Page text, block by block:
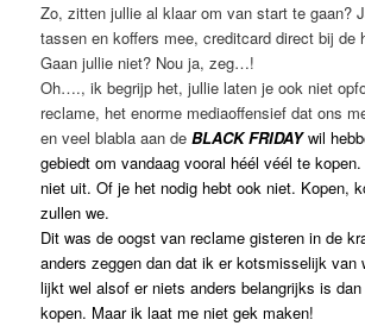
Zo, zitten jullie al klaar om van start te gaan?
tassen en koffers mee, creditcard direct bij de
Gaan jullie niet? Nou ja, zeg…!
Oh…., ik begrijp het, jullie laten je ook niet
reclame, het enorme mediaoffensief dat ons
en veel blabla aan deBLACK FRIDAYwil
gebiedt om vandaag vooral héél véél te
niet uit. Of je het nodig hebt ook niet. Kopen,
zullen we.
Dit was de oogst van reclame gisteren in de
anders zeggen dan dat ik er kotsmisselijk van
lijkt wel alsof er niets anders belangrijks is
kopen. Maar ik laat me niet gek maken!